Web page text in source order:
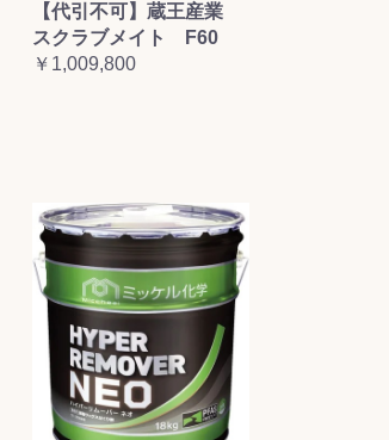
【代引不可】蔵王産業
スクラブメイト F60
￥1,009,800